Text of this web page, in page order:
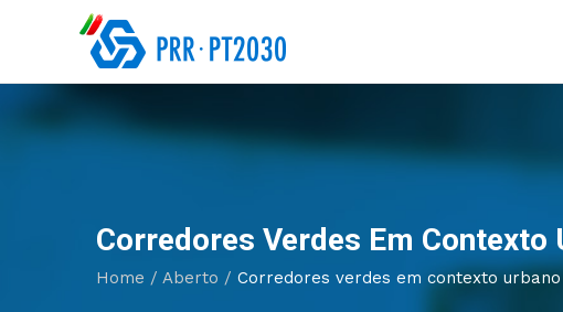
Corredores Verdes Em
Home / Aberto / Corredores verdes em contexto urbano